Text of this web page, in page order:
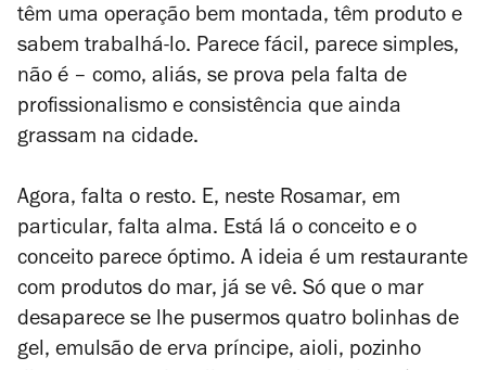
têm uma operação bem montada, têm produto e
sabem trabalhá-lo. Parece fácil, parece simples,
não é – como, aliás, se prova pela falta de
profissionalismo e consistência que ainda
grassam na cidade.
Agora, falta o resto. E, neste Rosamar, em
particular, falta alma. Está lá o conceito e o
conceito parece óptimo. A ideia é um restaurante
com produtos do mar, já se vê. Só que o mar
desaparece se lhe pusermos quatro bolinhas de
gel, emulsão de erva príncipe, aioli, pozinho